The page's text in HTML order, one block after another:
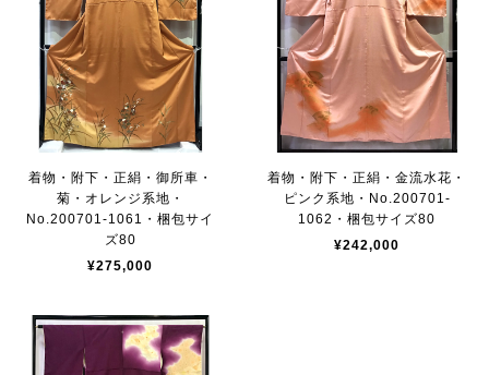
着物・附下・正絹・御所車・
菊・オレンジ系地・
No.200701-1061・梱包サイ
ズ80
¥275,000
着物・附下・正絹・金流水花・
ピンク系地・No.200701-
1062・梱包サイズ80
¥242,000